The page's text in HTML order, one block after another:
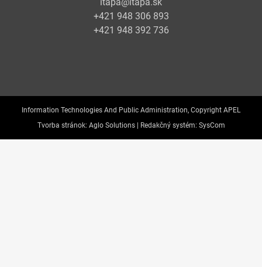
itapa@itapa.sk
+421 948 306 893
+421 948 392 736
Information Technologies And Public Administration, Copyright APEL
Tvorba stránok: Aglo Solutions | Redakčný systém: SysCom